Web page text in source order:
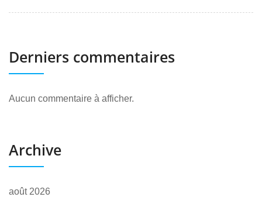
Derniers commentaires
Aucun commentaire à afficher.
Archive
août 2026